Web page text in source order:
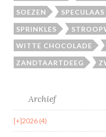
SOEZEN SPECULAAS
SPRINKLES
WITTE CHOCOLADE
ZANDTAARTDEEG
Archief
[+]2026 (4)